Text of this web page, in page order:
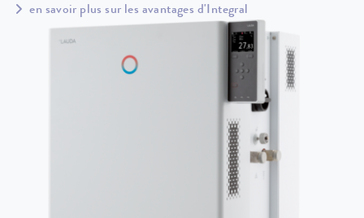
en savoir plus sur les avantages d'Integral